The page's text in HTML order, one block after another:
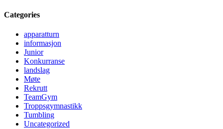
Categories
apparatturn
informasjon
Junior
Konkurranse
landslag
Møte
Rekrutt
TeamGym
Troppsgymnastikk
Tumbling
Uncategorized